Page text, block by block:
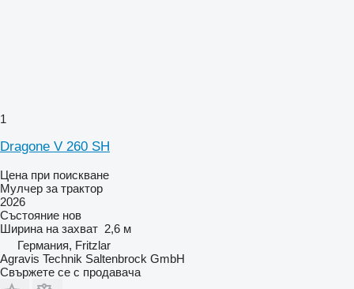
1
Dragone V 260 SH
Цена при поискване
Мулчер за трактор
2026
Състояние нов
Ширина на захват 2,6 м
Германия, Fritzlar
Agravis Technik Saltenbrock GmbH
Свържете се с продавача